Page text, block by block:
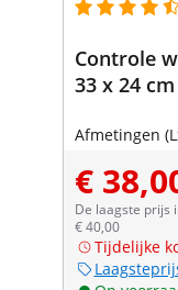
Controle
33 x 24 cm
Afmetingen
€
De laagste prijs
€ 40,00
Tijdelijke